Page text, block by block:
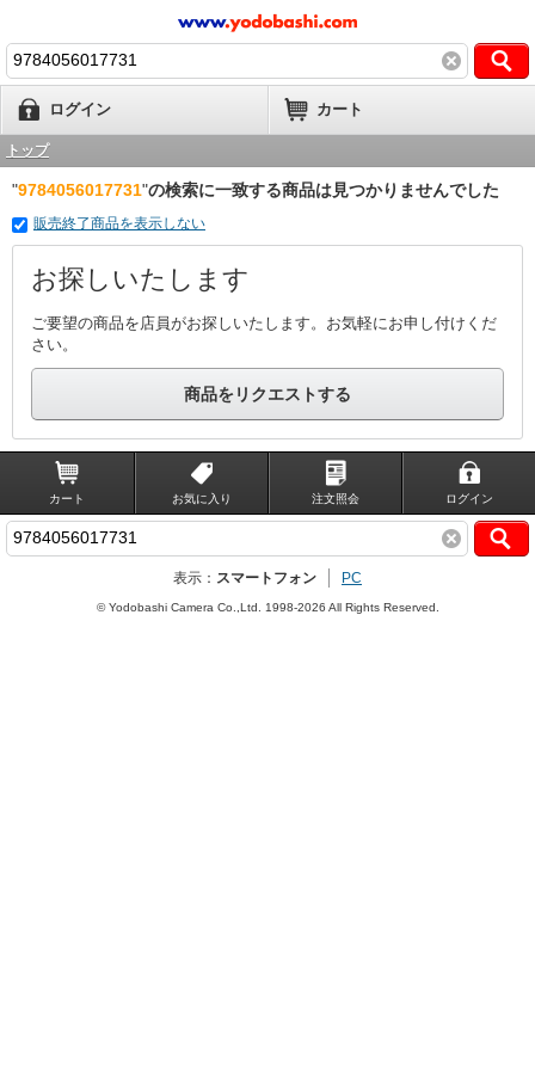
ログイン カート
トップ
"9784056017731"の検索に一致する商品は見つかりませんでした
販売終了商品を表示しない
お探しいたします
ご要望の商品を店員がお探しいたします。お気軽にお申し付けくだ
さい。
商品をリクエストする
カート お気に入り 注文照会 ログイン
表示： スマートフォン PC
© Yodobashi Camera Co.,Ltd. 1998-2026 All Rights Reserved.